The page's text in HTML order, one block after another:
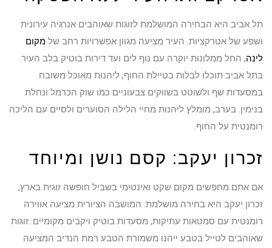
תל אביב היא הבחירה המושלמת לזוגות שאוהבים אנרגיה עירונית
ושפע של אטרקציות. העיר מציעה מגוון אפשרויות רחב של מקום
לינה, החל ממלונות יוקרה עם נוף לים ועד דירות בוטיק בלב העיר.
בתל אביב תוכלו לבלות בטיילת החוף, ליהנות מאוכל משובח
במסעדות שף ולשוטט בשווקים צבעוניים כמו שוק הכרמל ונחלת
בנימין. בערב, מומלץ ליהנות מחיי הלילה הסוערים ולסיים עם הליכה
רומנטית על החוף.
זכרון יעקב: קסם נושן ומיוחד
אם אתם מחפשים מקום שקט ואינטימי בשביל חופשה זוגית בארץ,
זכרון יעקב היא בחירה מושלמת. המושבה הציורית מציעה אווירה
רומנטית עם סמטאות עתיקות, מסעדות בוטיק ויקבים מקומיים. זוגות
שאוהבים לטייל בטבע ייהנו משמורת הטבע רמת הנדיב המציעה